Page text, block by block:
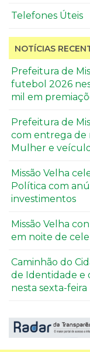
Telefones Úteis
NOTÍCIAS
Prefeitura de
futebol 2026
mil em
Prefeitura de
com entrega de
Mulher e
Missão Velha
Política com
investimentos
Missão Velha
em noite de
Caminhão do
de Identidade e
nesta sexta-feira